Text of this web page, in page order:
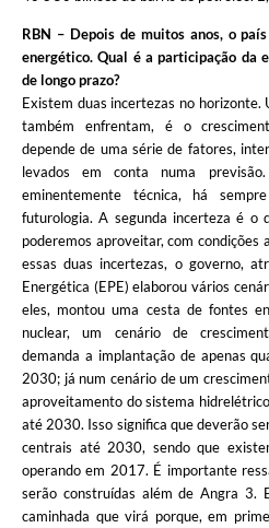
RBN – Depois de muitos anos, o
energético. Qual é a participação da
de longo prazo?
Existem duas incertezas no horizonte.
também enfrentam, é o
depende de uma série de fatores,
levados em conta numa
eminentemente técnica, há
futurologia. A segunda incerteza é o
poderemos aproveitar, com condições
essas duas incertezas, o governo,
Energética (EPE) elaborou vários
eles, montou uma cesta de fontes
nuclear, um cenário de
demanda a implantação de apenas
2030; já num cenário de um
aproveitamento do sistema
até 2030. Isso significa que deverão
centrais até 2030, sendo que
operando em 2017. É importante
serão construídas além de Angra 3.
caminhada que virá porque, em